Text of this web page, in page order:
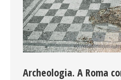
Archeologia. A Roma